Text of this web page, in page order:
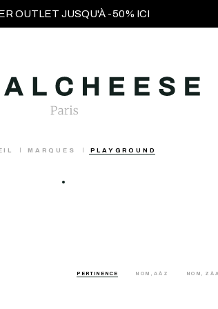
OUTLET JUSQU'À -50% ICI
MARQUES PLAYGROUND
PERTINENCE NOM, A À Z NOM, Z À A